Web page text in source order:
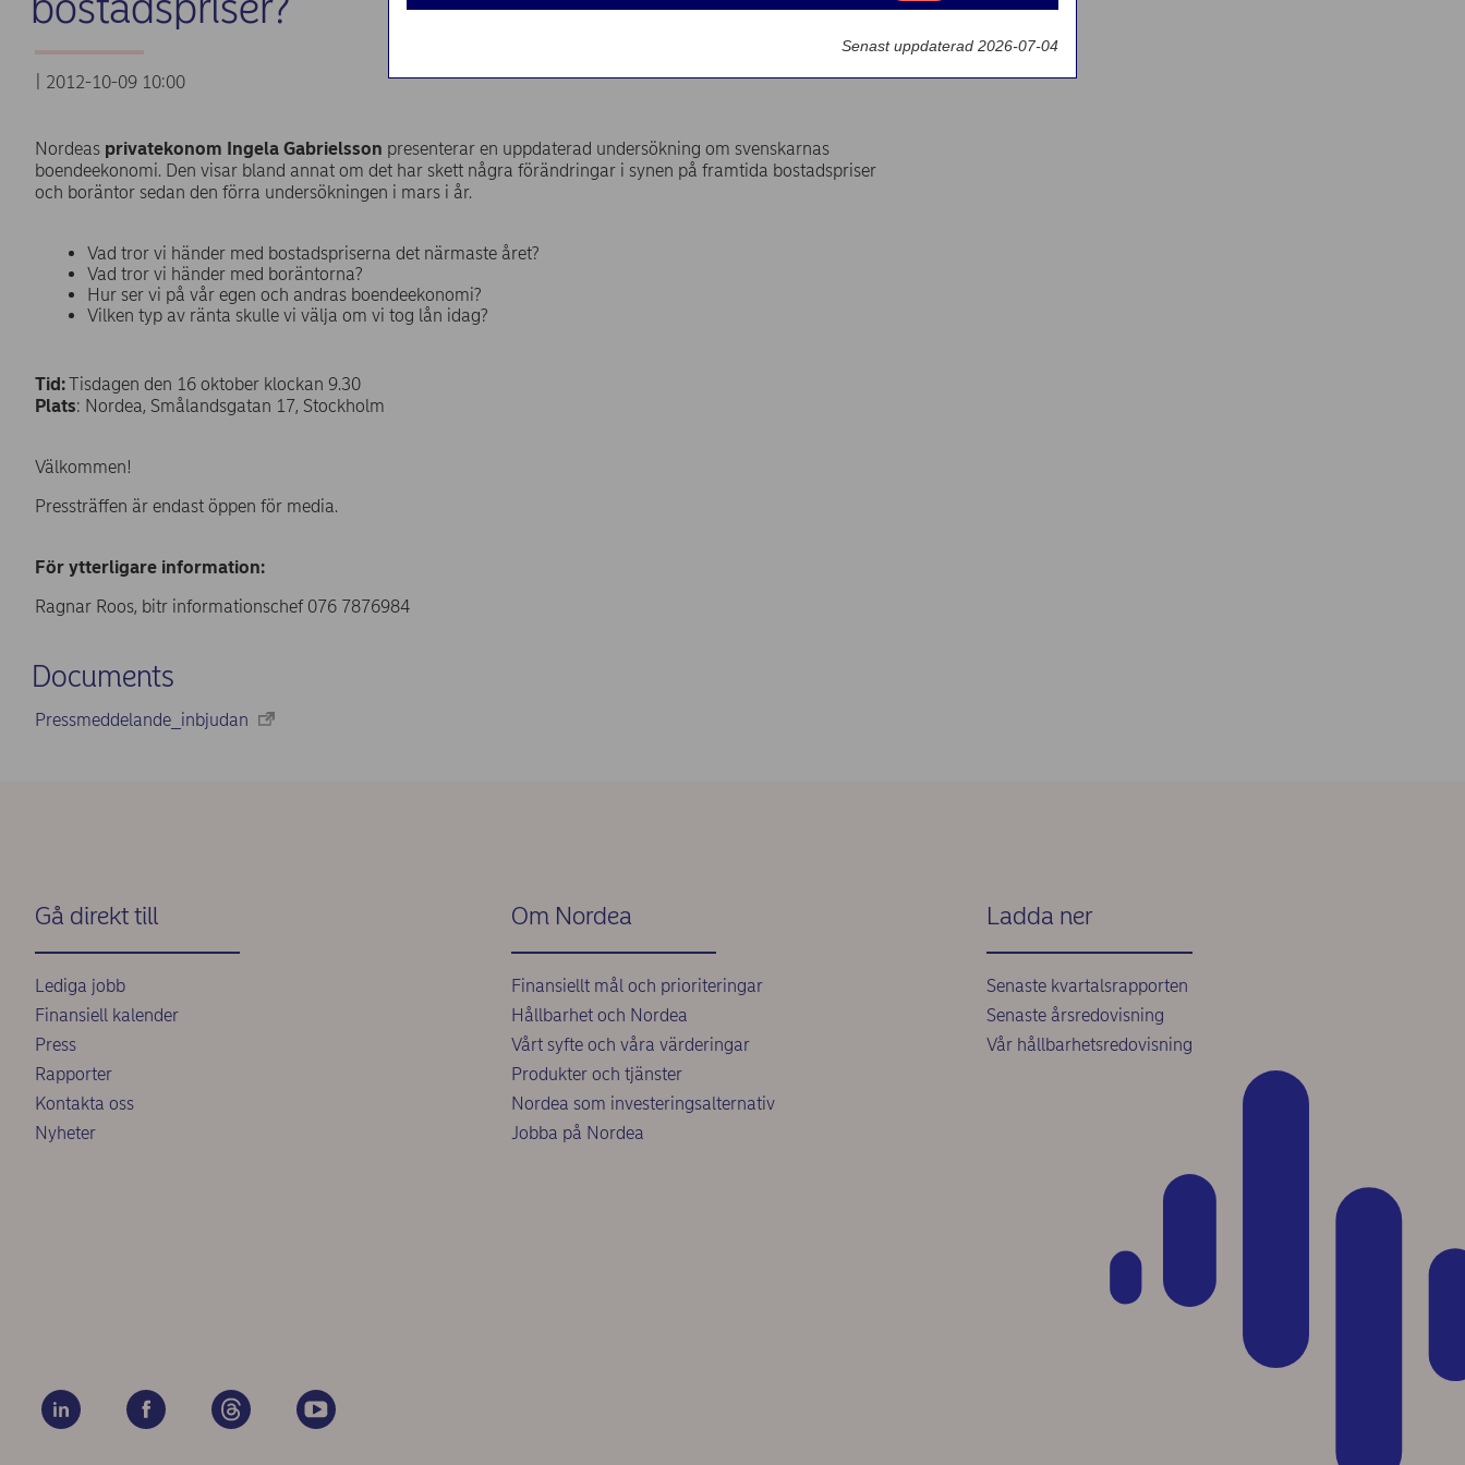
| 2012-10-09 10:00
Nordeas privatekonom Ingela Gabrielsson presenterar en uppdaterad undersökning om svenskarnas
boendeekonomi. Den visar bland annat om det har skett några förändringar i synen på framtida bostadspriser
och boräntor sedan den förra undersökningen i mars i år.
Vad tror vi händer med bostadspriserna det närmaste året?
Vad tror vi händer med boräntorna?
Hur ser vi på vår egen och andras boendeekonomi?
Vilken typ av ränta skulle vi välja om vi tog lån idag?
Tid:Tisdagen den 16 oktober klockan 9.30
Plats: Nordea, Smålandsgatan 17, Stockholm
Välkommen!
Pressträffen är endast öppen för media.
För ytterligare information:
Ragnar Roos, bitr informationschef 076 7876984
Documents
Pressmeddelande_inbjudan
Gå direkt till
Lediga jobb
Finansiell kalender
Press
Rapporter
Kontakta oss
Nyheter
Om Nordea
Finansiellt mål och prioriteringar
Hållbarhet och Nordea
Vårt syfte och våra värderingar
Produkter och tjänster
Nordea som investeringsalternativ
Jobba på Nordea
Ladda ner
Senaste kvartalsrapporten
Senaste årsredovisning
Vår hållbarhetsredovisning
Marknadsföring
Senast uppdaterad 2026-07-04